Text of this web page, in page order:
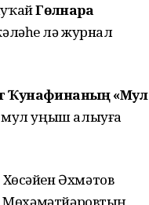
Гөлнара
лә журнал
Ҡунафинаның «Мул
уңыш алыуға
Хөсәйен Әхмәтов